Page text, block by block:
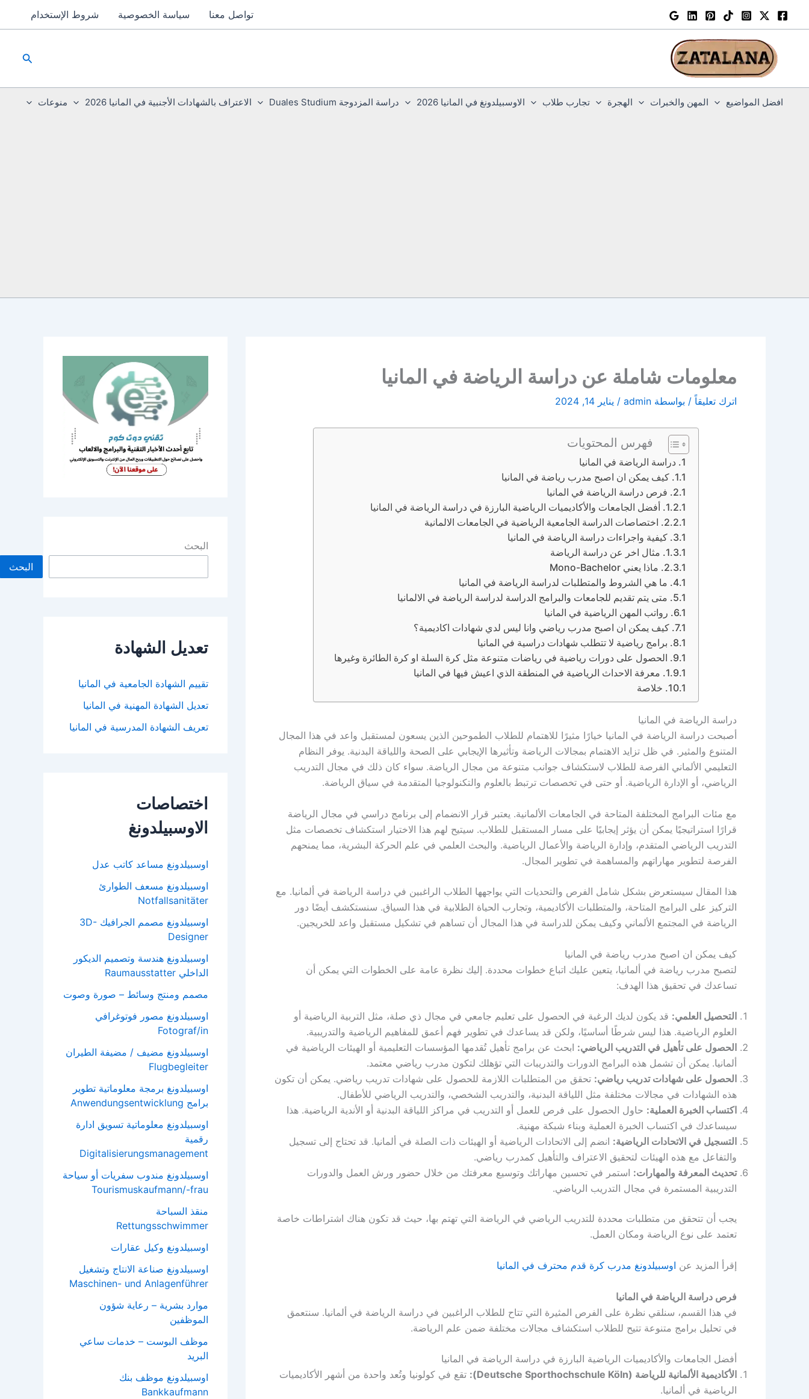
تواصل معنا سياسة الخصوصية شروط الإستخدام
البحث
افضل المواضيع المهن والخبرات الهجرة تجارب طلاب الاوسبيلدونغ في المانيا 2026 دراسة المزدوجة Duales Studium الاعتراف بالشهادات الأجنبية في المانيا 2026 منوعات
معلومات شاملة عن دراسة الرياضة في المانيا
اترك تعليقاً / بواسطة admin
/ يناير 14, 2024
فهرس المحتويات
دراسة الرياضة في المانيا
كيف يمكن ان اصبح مدرب رياضة في المانيا
فرص دراسة الرياضة في المانيا
أفضل الجامعات والأكاديميات الرياضية البارزة في دراسة الرياضة في المانيا
اختصاصات الدراسة الجامعية الرياضية في الجامعات الالمانية
كيفية واجراءات دراسة الرياضة في المانيا
مثال اخر عن دراسة الرياضة
ماذا يعني Mono-Bachelor
ما هي الشروط والمتطلبات لدراسة الرياضة في المانيا
متى يتم تقديم للجامعات والبرامج الدراسة لدراسة الرياضة في الالمانيا
رواتب المهن الرياضية في المانيا
كيف يمكن ان اصبح مدرب رياضي وانا ليس لدي شهادات اكاديمية؟
برامج رياضية لا تتطلب شهادات دراسية في المانيا
الحصول على دورات رياضية في رياضات متنوعة مثل كرة السلة او كرة الطائرة وغيرها
معرفة الاحداث الرياضية في المنطقة الذي اعيش فيها في المانيا
خلاصة
دراسة الرياضة في المانيا
أصبحت دراسة الرياضة في المانيا خيارًا مثيرًا للاهتمام للطلاب الطموحين الذين يسعون لمستقبل واعد في هذا المجال
المتنوع والمثير. في ظل تزايد الاهتمام بمجالات الرياضة وتأثيرها الإيجابي على الصحة واللياقة البدنية. يوفر النظام
التعليمي الألماني الفرصة للطلاب لاستكشاف جوانب متنوعة من مجال الرياضة. سواء كان ذلك في مجال التدريب
الرياضي، أو الإدارة الرياضية. أو حتى في تخصصات ترتبط بالعلوم والتكنولوجيا المتقدمة في سياق الرياضة.
مع مئات البرامج المختلفة المتاحة في الجامعات الألمانية. يعتبر قرار الانضمام إلى برنامج دراسي في مجال الرياضة
قرارًا استراتيجيًا يمكن أن يؤثر إيجابيًا على مسار المستقبل للطلاب. سيتيح لهم هذا الاختيار استكشاف تخصصات مثل
التدريب الرياضي المتقدم، وإدارة الرياضة والأعمال الرياضية. والبحث العلمي في علم الحركة البشرية، مما يمنحهم
الفرصة لتطوير مهاراتهم والمساهمة في تطوير المجال.
هذا المقال سيستعرض بشكل شامل الفرص والتحديات التي يواجهها الطلاب الراغبين في دراسة الرياضة في ألمانيا. مع
التركيز على البرامج المتاحة، والمتطلبات الأكاديمية، وتجارب الحياة الطلابية في هذا السياق. سنستكشف أيضًا دور
الرياضة في المجتمع الألماني وكيف يمكن للدراسة في هذا المجال أن تساهم في تشكيل مستقبل واعد للخريجين.
كيف يمكن ان اصبح مدرب رياضة في المانيا
لتصبح مدرب رياضة في ألمانيا، يتعين عليك اتباع خطوات محددة. إليك نظرة عامة على الخطوات التي يمكن أن
تساعدك في تحقيق هذا الهدف:
التحصيل العلمي: قد يكون لديك الرغبة في الحصول على تعليم جامعي في مجال ذي صلة، مثل التربية الرياضية أو
العلوم الرياضية. هذا ليس شرطًا أساسيًا، ولكن قد يساعدك في تطوير فهم أعمق للمفاهيم الرياضية والتدريبية.
الحصول على تأهيل في التدريب الرياضي: ابحث عن برامج تأهيل تُقدمها المؤسسات التعليمية أو الهيئات الرياضية في
ألمانيا. يمكن أن تشمل هذه البرامج الدورات والتدريبات التي تؤهلك لتكون مدرب رياضي معتمد.
الحصول على شهادات تدريب رياضي: تحقق من المتطلبات اللازمة للحصول على شهادات تدريب رياضي. يمكن أن تكون
هذه الشهادات في مجالات مختلفة مثل اللياقة البدنية، والتدريب الشخصي، والتدريب الرياضي للأطفال.
اكتساب الخبرة العملية: حاول الحصول على فرص للعمل أو التدريب في مراكز اللياقة البدنية أو الأندية الرياضية. هذا
سيساعدك في اكتساب الخبرة العملية وبناء شبكة مهنية.
التسجيل في الاتحادات الرياضية: انضم إلى الاتحادات الرياضية أو الهيئات ذات الصلة في ألمانيا. قد تحتاج إلى تسجيل
والتفاعل مع هذه الهيئات لتحقيق الاعتراف والتأهيل كمدرب رياضي.
تحديث المعرفة والمهارات: استمر في تحسين مهاراتك وتوسيع معرفتك من خلال حضور ورش العمل والدورات
التدريبية المستمرة في مجال التدريب الرياضي.
يجب أن تتحقق من متطلبات محددة للتدريب الرياضي في الرياضة التي تهتم بها، حيث قد تكون هناك اشتراطات خاصة
تعتمد على نوع الرياضة ومكان العمل.
إقرأ المزيد عن اوسبيلدونغ مدرب كرة قدم محترف في المانيا
فرص دراسة الرياضة في المانيا
في هذا القسم، سنلقي نظرة على الفرص المثيرة التي تتاح للطلاب الراغبين في دراسة الرياضة في ألمانيا. سنتعمق
في تحليل برامج متنوعة تتيح للطلاب استكشاف مجالات مختلفة ضمن علم الرياضة.
أفضل الجامعات والأكاديميات الرياضية البارزة في دراسة الرياضة في المانيا
الأكاديمية الألمانية للرياضة (Deutsche Sporthochschule Köln):
تقع في كولونيا وتُعد واحدة من أشهر الأكاديميات
الرياضية في ألمانيا.
البحث
البحث
تعديل الشهادة
تقييم الشهادة الجامعية في المانيا
تعديل الشهادة المهنية في المانيا
تعريف الشهادة المدرسية في المانيا
اختصاصات
الاوسبيلدونغ
اوسبيلدونغ مساعد كاتب عدل
اوسبيلدونغ مسعف الطوارئ
Notfallsanitäter
اوسبيلدونغ مصمم الجرافيك 3D-
Designer
اوسبيلدونغ هندسة وتصميم الديكور
الداخلي Raumausstatter
مصمم ومنتج وسائط – صورة وصوت
اوسبيلدونغ مصور فوتوغرافي
Fotograf/in
اوسبيلدونغ مضيف / مضيفة الطيران
Flugbegleiter
اوسبيلدونغ برمجة معلوماتية تطوير
برامج Anwendungsentwicklung
اوسبيلدونغ معلوماتية تسويق ادارة
رقمية
Digitalisierungsmanagement
اوسبيلدونغ مندوب سفريات أو سياحة
Tourismuskaufmann/-frau
منقذ السباحة
Rettungsschwimmer
اوسبيلدونغ وكيل عقارات
اوسبيلدونغ صناعة الانتاج وتشغيل
Maschinen- und Anlagenführer
موارد بشرية – رعاية شؤون
الموظفين
موظف البوست – خدمات ساعي
البريد
اوسبيلدونغ موظف بنك
Bankkaufmann